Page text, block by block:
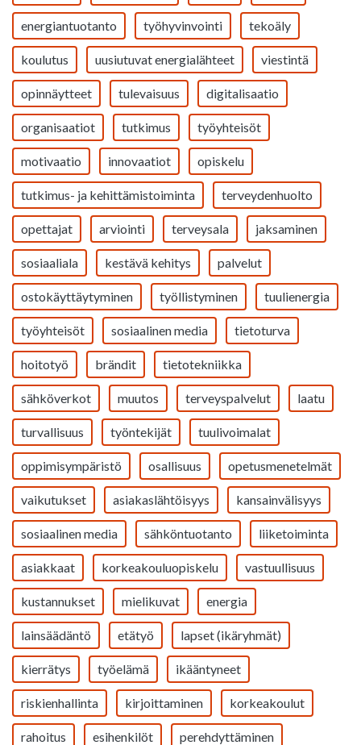
energiantuotanto työhyvinvointi tekoäly
koulutus uusiutuvat energialähteet viestintä
opinnäytteet tulevaisuus digitalisaatio
organisaatiot tutkimus työyhteisöt
motivaatio innovaatiot opiskelu
tutkimus- ja kehittämistoiminta terveydenhuolto
opettajat arviointi terveysala jaksaminen
sosiaaliala kestävä kehitys palvelut
ostokäyttäytyminen työllistyminen tuulienergia
työyhteisöt sosiaalinen media tietoturva
hoitotyö brändit tietotekniikka
sähköverkot muutos terveyspalvelut laatu
turvallisuus työntekijät tuulivoimalat
oppimisympäristö osallisuus opetusmenetelmät
vaikutukset asiakaslähtöisyys kansainvälisyys
sosiaalinen media sähköntuotanto liiketoiminta
asiakkaat korkeakouluopiskelu vastuullisuus
kustannukset mielikuvat energia
lainsäädäntö etätyö lapset (ikäryhmät)
kierrätys työelämä ikääntyneet
riskienhallinta kirjoittaminen korkeakoulut
rahoitus esihenkilöt perehdyttäminen